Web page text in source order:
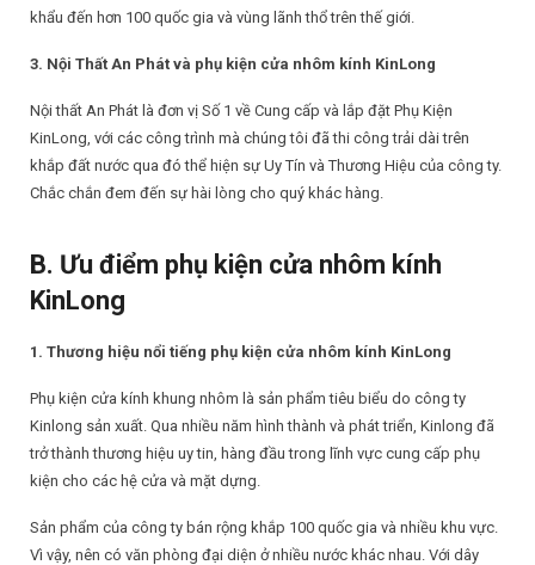
khẩu đến hơn 100 quốc gia và vùng lãnh thổ trên thế giới.
3. Nội Thất An Phát và phụ kiện cửa nhôm kính KinLong
Nội thất An Phát là đơn vị Số 1 về Cung cấp và lắp đặt Phụ Kiện
KinLong, với các công trình mà chúng tôi đã thi công trải dài trên
khắp đất nước qua đó thể hiện sự Uy Tín và Thương Hiệu của công ty.
Chắc chắn đem đến sự hài lòng cho quý khác hàng.
B. Ưu điểm phụ kiện cửa nhôm kính
KinLong
1. Thương hiệu nổi tiếng phụ kiện cửa nhôm kính KinLong
Phụ kiện cửa kính khung nhôm là sản phẩm tiêu biểu do công ty
Kinlong sản xuất. Qua nhiều năm hình thành và phát triển, Kinlong đã
trở thành thương hiệu uy tin, hàng đầu trong lĩnh vực cung cấp phụ
kiện cho các hệ cửa và mặt dựng.
Sản phẩm của công ty bán rộng khắp 100 quốc gia và nhiều khu vực.
Vì vậy, nên có văn phòng đại diện ở nhiều nước khác nhau. Với dây